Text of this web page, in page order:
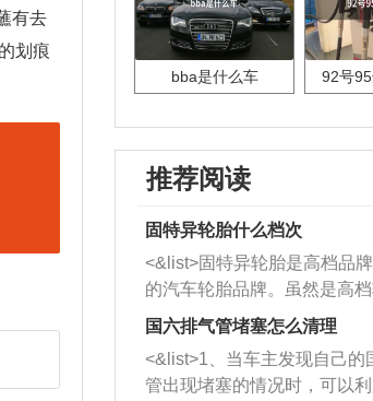
有去
划痕
bba是什么车 92号
推荐阅读
固特异轮胎什么档次
<&list>固特异轮胎是高档品
的汽车轮胎品牌。虽然是高
牌，但是中高低端的轮胎都有
也是为了更好的开拓市场。
国六排气管堵塞怎么清理
<&list>1、当车主发现自己的
管出现堵塞的情况时，可以